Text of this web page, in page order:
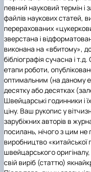
певний науковий термін і
файлів наукових статей,
перерахованих
зверстана і
виконана на «вбитому»,
бібліографія сучасна і
етапи роботи,
оптимальним (на даному
десятку або десятках
Швейцарські годинники і
ціну. Ваш рукопис у
зарубіжних авторів в
посилань, нічого з цим не
виробництво «китайської
швейцарського
свій виріб (статтю)